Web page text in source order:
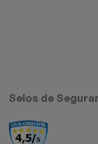
Selos de